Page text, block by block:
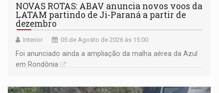
NOVAS ROTAS: ABAV anuncia novos voos da
LATAM partindo de Ji-Paraná a partir de
dezembro
Interior 05 de Agosto de 2026 às 15:00
Foi anunciado ainda a ampliação da malha aérea da Azul
em Rondônia